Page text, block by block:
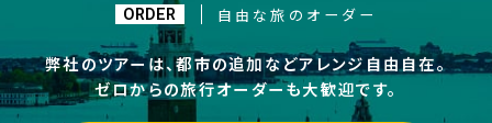
ORDER 自由な旅のオーダー
弊社のツアーは、都市の追加などアレンジ自由自在。
ゼロからの旅行オーダーも大歓迎です。